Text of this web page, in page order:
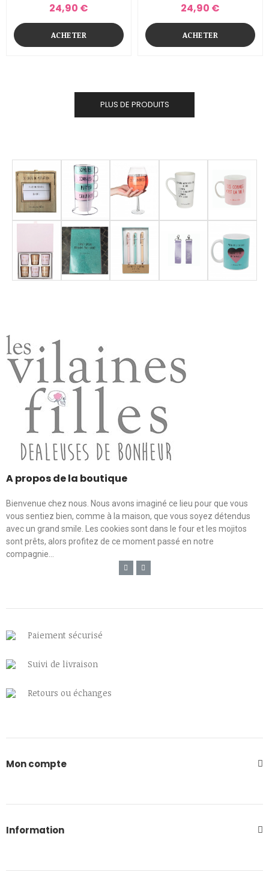
24,90 €
ACHETER
24,90 €
ACHETER
PLUS DE PRODUITS
A propos de la boutique
Bienvenue chez nous. Nous avons imaginé ce lieu pour que vous
vous sentiez bien, comme à la maison, que vous soyez détendus
avec un grand smile. Les cookies sont dans le four et les mojitos
sont prêts, alors profitez de ce moment passé en notre
compagnie...
Paiement sécurisé
Suivi de livraison
Retours ou échanges
Mon compte
Information